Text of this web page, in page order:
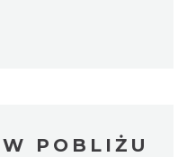
POBLIŻU